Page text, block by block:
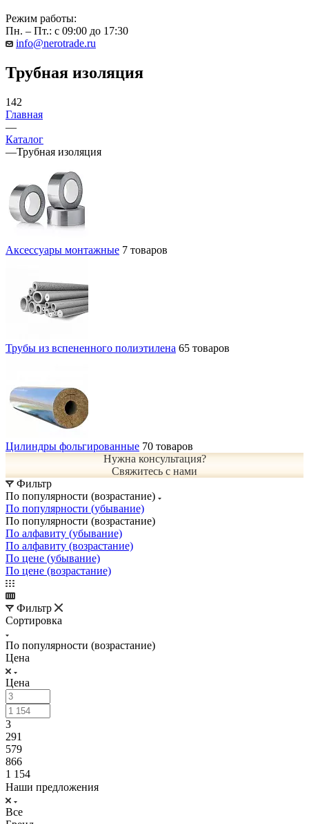
Режим работы:
Пн. – Пт.: с 09:00 до 17:30
info@nerotrade.ru
Трубная изоляция
142
Главная
—
Каталог
—Трубная изоляция
Аксессуары монтажные 7 товаров
Трубы из вспененного полиэтилена 65 товаров
Цилиндры фольгированные 70 товаров
Нужна консультация?
Свяжитесь с нами
Фильтр
По популярности (возрастание)
По популярности (убывание)
По популярности (возрастание)
По алфавиту (убывание)
По алфавиту (возрастание)
По цене (убывание)
По цене (возрастание)
Фильтр
Сортировка
По популярности (возрастание)
Цена
Цена
3
291
579
866
1 154
Наши предложения
Все